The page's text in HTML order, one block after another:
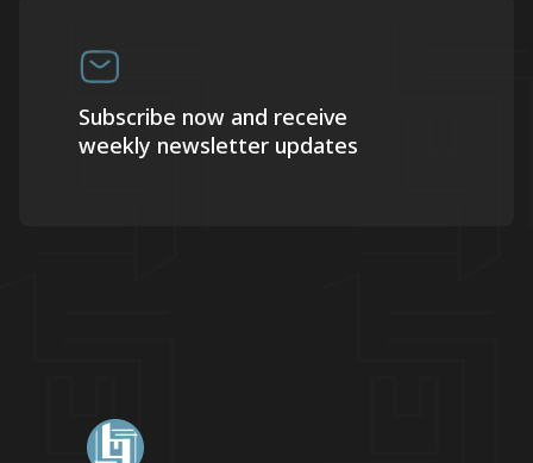
Subscribe now and receive
weekly newsletter updates